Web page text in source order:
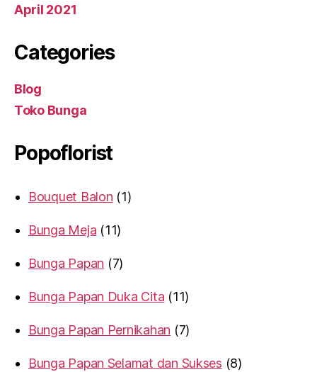
April 2021
Categories
Blog
Toko Bunga
Popoflorist
Bouquet Balon 1
Bunga Meja 11
Bunga Papan 7
Bunga Papan Duka Cita 11
Bunga Papan Pernikahan 7
Bunga Papan Selamat dan Sukses 8